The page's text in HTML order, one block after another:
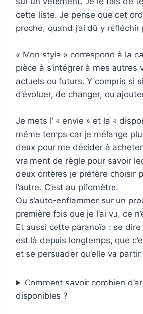
cette liste. Je pense que cet
proche, quand j’ai dû y réfléchir
« Mon style » correspond à la
pièce à s’intégrer à mes autres
actuels ou futurs. Y compris si
d’évoluer, de changer, ou
Je mets l’ « envie » et la «
même temps car je mélange
deux pour me décider à
vraiment de règle pour savoir
deux critères je préfère choisir
l’autre. C’est au pifomètre.
Ou s’auto-enflammer sur un
première fois que je l’ai vu, ce
Et aussi cette paranoïa : se dire
est là depuis longtemps, que
et se persuader qu’elle va partir
Comment savoir combien
disponibles ?